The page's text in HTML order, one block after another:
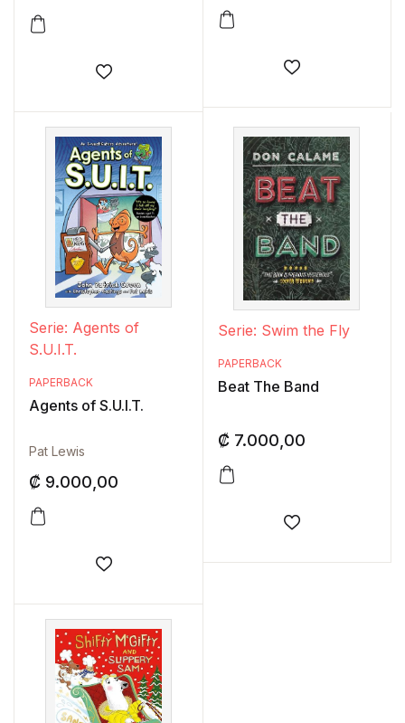
Añadir a la lista de deseosAñadir a la
Serie: Agents of
S.U.I.T.
PAPERBACK
Agents of S.U.I.T.
Pat Lewis
₡ 9.000,00
Añadir a la lista de deseos
Serie: Swim the Fly
PAPERBACK
Beat The Band
₡7.000,00
Añadir a la